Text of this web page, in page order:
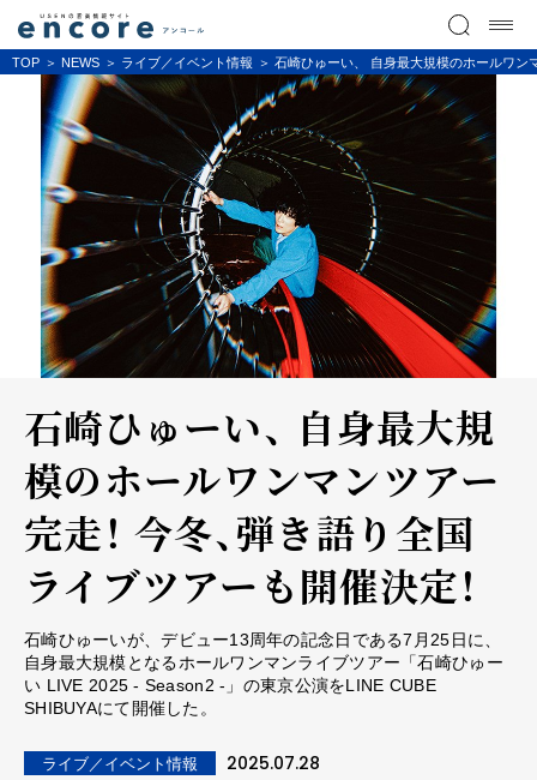
TOP NEWS ライブ／イベント情報 石崎ひゅーい、 自身最大規模のホールワン
石崎ひゅーい、 自身最大規
模のホールワンマンツアー
完走！ 今冬、弾き語り全国
ライブツアーも開催決定！
⽯崎ひゅーいが、デビュー13周年の記念日である7月25日に、
自身最大規模となるホールワンマンライブツアー「石崎ひゅー
い LIVE 2025 - Season2 -」の東京公演をLINE CUBE
SHIBUYAにて開催した。
ライブ／イベント情報 2025.07.28